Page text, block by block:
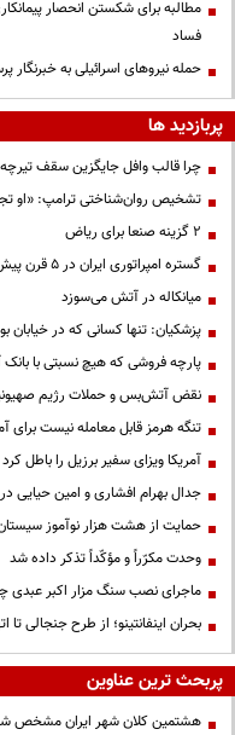
مطالبه برای شکستن انحصار
فساد
حمله نیروهای اسرائیلی به خبرنگار
پربازدید ها
چرا قالب وافل جایگزین سقف
تشخیص روان‌شناختی ترامپ:
۲ گزینه صنعا برای ریاض
گستره امپراتوری ایران در ۵ قرن پیش از میلاد؛ تصویری از ایران ۲۵ قرن پیش
میانکاله در آتش می‌سوزد
پزشکیان: تنها کسانی که در خیابان
پارچه فروشی که هیچ نسبتی با بانک
نقض آتش‌بس و حملات رژیم
تنگه هرمز قابل معامله نیست برای
آمریکا ویزای سفیر برزیل را باطل کرد
جدال بهرام افشاری و امین حیایی
حمایت از هشت هزار نوآموز
وحدت مکرّراً و مؤکّداً تذکر داده شد
ماجرای نصب سنگ مزار اکبر
بحران اینفانتینو؛ از طرح جنجالی تا
پربحث ترین عناوین
هشتمین کلان شهر ایران مشخص